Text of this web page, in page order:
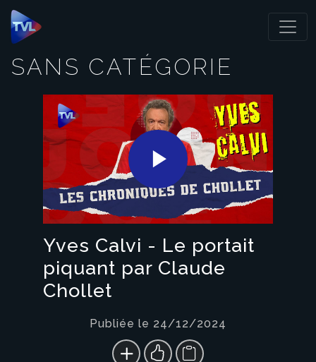
Panneau de gestion des cookies
SANS CATÉGORIE
Play
Video
Yves Calvi - Le portait
piquant par Claude
Chollet
Publiée le 24/12/2024